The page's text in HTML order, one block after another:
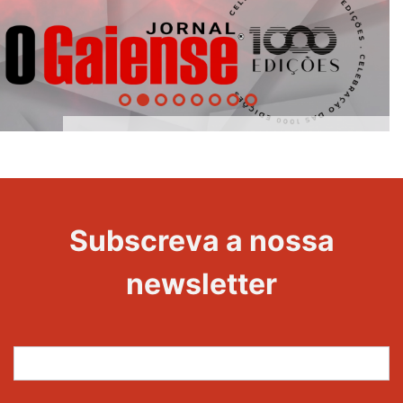
Evento
Subscreva a nossa
newsletter